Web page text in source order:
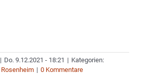
| Do. 9.12.2021 - 18:21 | Kategorien:
Rosenheim | 0 Kommentare